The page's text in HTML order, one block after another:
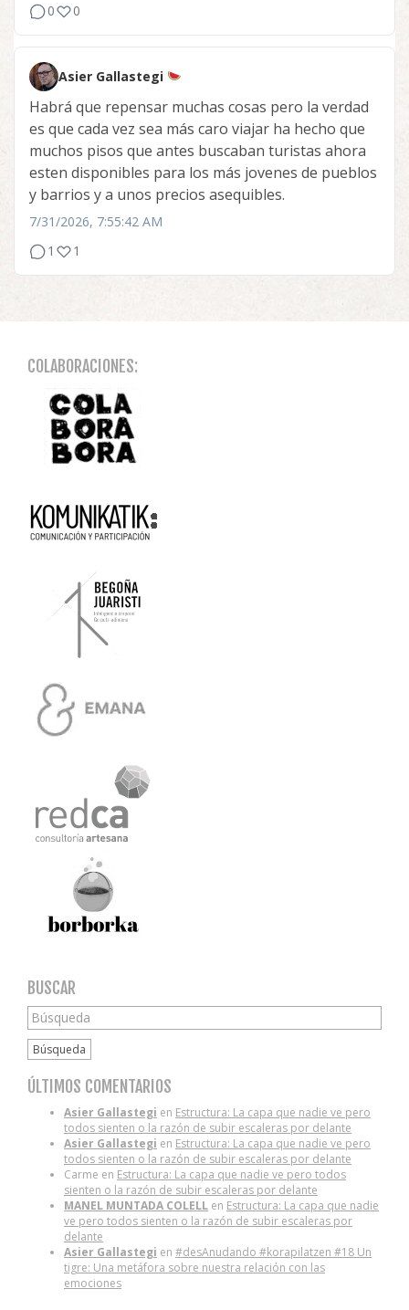
0
0
Asier Gallastegi
Habrá que repensar muchas cosas pero la verdad
es que cada vez sea más caro viajar ha hecho que
muchos pisos que antes buscaban turistas ahora
esten disponibles para los más jovenes de pueblos
y barrios y a unos precios asequibles.
7/31/2026, 7:55:42 AM
1
1
COLABORACIONES:
BUSCAR
Búsqueda
ÚLTIMOS COMENTARIOS
Asier Gallastegi en Estructura: La capa que nadie ve pero
todos sienten o la razón de subir escaleras por delante
Asier Gallastegi en Estructura: La capa que nadie ve pero
todos sienten o la razón de subir escaleras por delante
Carme en Estructura: La capa que nadie ve pero todos
sienten o la razón de subir escaleras por delante
MANEL MUNTADA COLELL en Estructura: La capa que nadie
ve pero todos sienten o la razón de subir escaleras por
delante
Asier Gallastegi en #desAnudando #korapilatzen #18 Un
tigre: Una metáfora sobre nuestra relación con las
emociones